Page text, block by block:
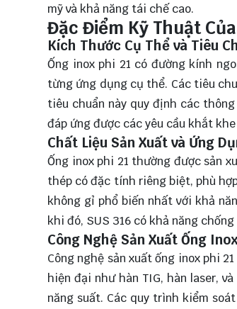
mỹ và khả năng tái chế cao.
Đặc Điểm Kỹ Thuật
Kích Thước Cụ Thể và Tiêu
Ống inox phi 21 có đường kính
từng ứng dụng cụ thể. Các tiêu
tiêu chuẩn này quy định các
đáp ứng được các yêu cầu khắt
Chất Liệu Sản Xuất và Ứng
Ống inox phi 21 thường được sản
thép có đặc tính riêng biệt, phù
không gỉ phổ biến nhất với khả
khi đó, SUS 316 có khả năng
Công Nghệ Sản Xuất Ống
Công nghệ sản xuất ống inox phi
hiện đại như hàn TIG, hàn laser,
năng suất. Các quy trình kiểm